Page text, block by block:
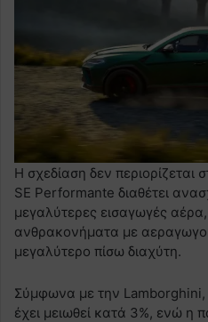
Η σχεδίαση δεν περιορίζεται
SE Performante διαθέτει
μεγαλύτερες εισαγωγές
ανθρακονήματα με
μεγαλύτερο πίσω διαχύτη.
Σύμφωνα με την Lamborghini,
έχει μειωθεί κατά 3%, ενώ η